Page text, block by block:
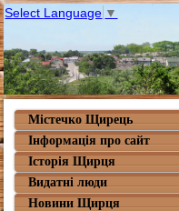
Select Language ▼
Містечко Щирець
Інформація про сайт
Історія Щирця
Видатні люди
Новини Щирця